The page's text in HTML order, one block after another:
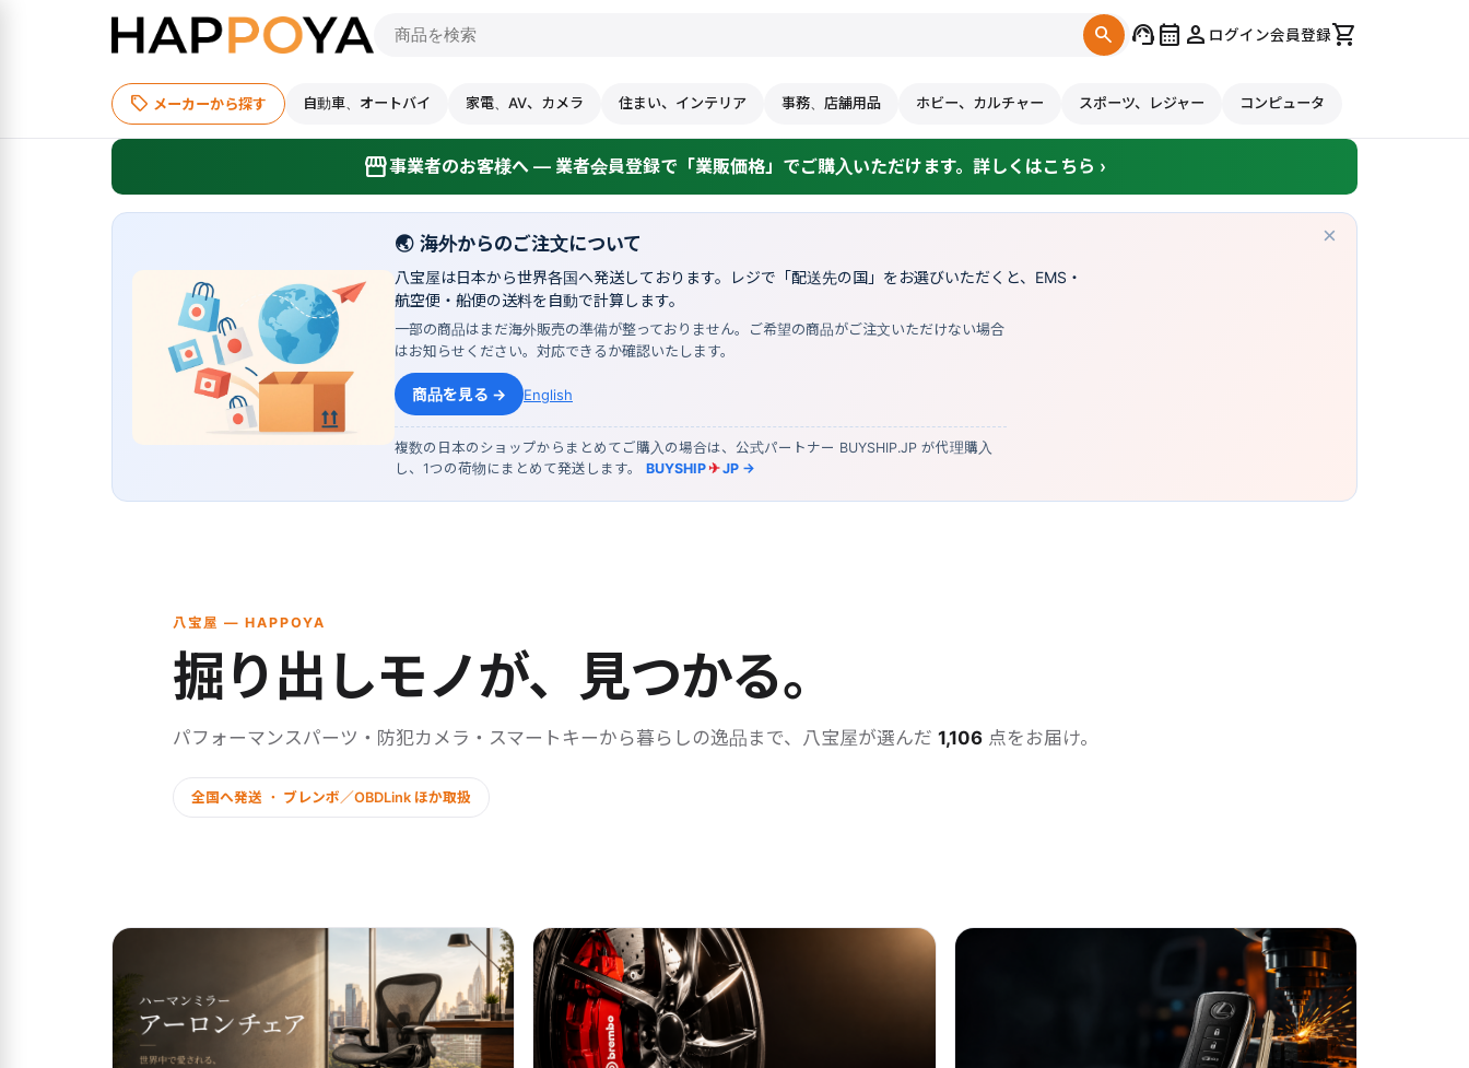
search support_agentcalendar_month person ログイン会員登録shopping_cart
sell メーカーから探す 自動車、オートバイ 家電、AV、カメラ 住まい、インテリア 事務、店舗用品 ホビー、カルチャー スポーツ、レジャー コンピュータ
storefront事業者のお客様へ — 業者会員登録で「業販価格」でご購入いただけます。詳しくはこちら ›
×
🌏 海外からのご注文について
八宝屋は日本から世界各国へ発送しております。レジで「配送先の国」をお選びいただくと、EMS・
航空便・船便の送料を自動で計算します。
一部の商品はまだ海外販売の準備が整っておりません。ご希望の商品がご注文いただけない場合
はお知らせください。対応できるか確認いたします。
商品を見る → English
複数の日本のショップからまとめてご購入の場合は、公式パートナー BUYSHIP.JP が代理購入
し、1つの荷物にまとめて発送します。 BUYSHIP✈JP →
八宝屋 — HAPPOYA
掘り出しモノが、見つかる。
パフォーマンスパーツ・防犯カメラ・スマートキーから暮らしの逸品まで、八宝屋が選んだ 1,106 点をお届け。
全国へ発送 ・ ブレンボ／OBDLink ほか取扱